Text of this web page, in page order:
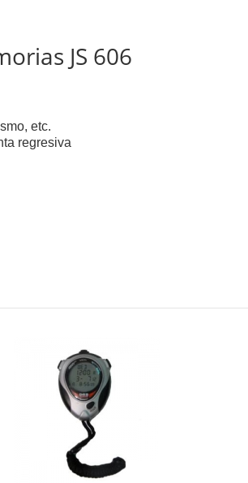
JS 606
etc.
regresiva